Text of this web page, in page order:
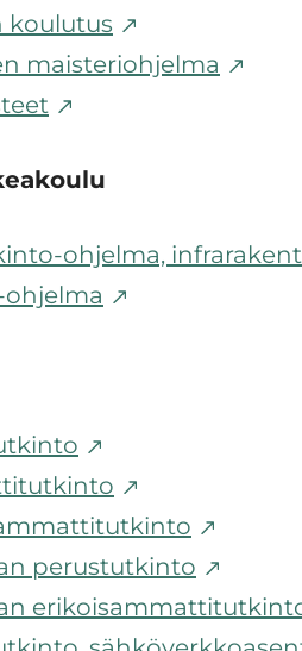
koulutus
maisteriohjelma
ohjelma,
perustutkinto